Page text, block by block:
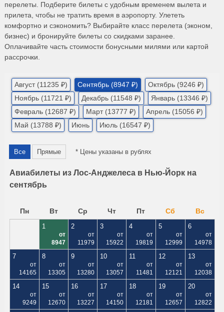
перелеты. Подберите билеты с удобным временем вылета и
прилета, чтобы не тратить время в аэропорту. Улететь
комфортно и сэкономить? Выбирайте класс перелета (эконом,
бизнес) и бронируйте билеты со скидками заранее.
Оплачивайте часть стоимости бонусными милями или картой
рассрочки.
Август (11235 ₽) Сентябрь (8947 ₽)
Октябрь (9246 ₽)
Ноябрь (11721 ₽)
Декабрь (11548 ₽)
Январь (13346 ₽)
Февраль (12687 ₽)
Март (13777 ₽)
Апрель (15056 ₽)
Май (13788 ₽)
Июнь Июль (16547 ₽)
Все Прямые * Цены указаны в рублях
Авиабилеты из Лос-Анджелеса в Нью-Йорк на
сентябрь
Пн Вт Ср Чт Пт Сб Вс
1
от
8947
2
от
11979
3
от
15922
4
от
19819
5
от
12999
6
от
14978
7
от
14165
8
от
13305
9
от
13280
10
от
13057
11
от
11481
12
от
12121
13
от
12038
14
от
9249
15
от
12670
16
от
13227
17
от
14150
18
от
12181
19
от
12657
20
от
12822